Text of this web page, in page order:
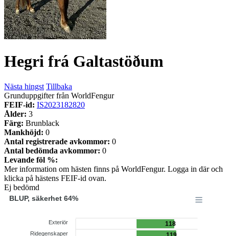
Hegri frá Galtastöðum
Nästa hingst Tillbaka
Grunduppgifter från WorldFengur
FEIF-id: IS2023182820
Ålder: 3
Färg: Brunblack
Mankhöjd: 0
Antal registrerade avkommor: 0
Antal bedömda avkommor: 0
Levande föl %:
Mer information om hästen finns på WorldFengur. Logga in där och
klicka på hästens FEIF-id ovan.
Ej bedömd
118
Exteriör
Ridegenskaper
BLUP, säkerhet 64%